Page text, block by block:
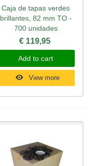
Caja de tapas verdes
brillantes, 82 mm TO -
700 unidades
€ 119,95
Add to cart
View more